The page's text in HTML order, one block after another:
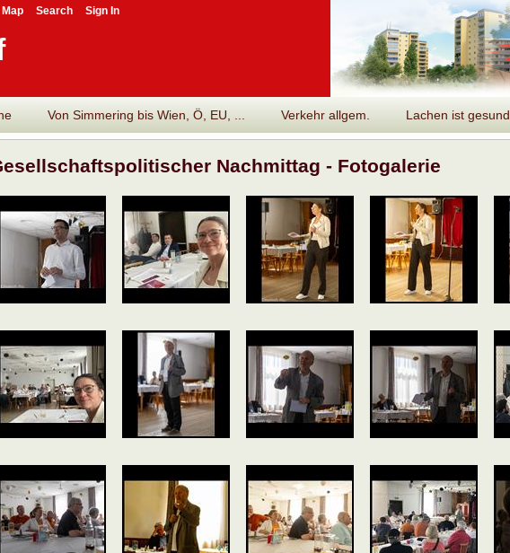
Von Simmering bis Wien, Ö, EU, ... Verkehr allgem. Lachen ist gesund
Nachmittag - Fotogalerie
Search Sign In